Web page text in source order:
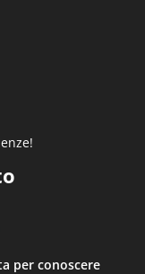
per conoscere